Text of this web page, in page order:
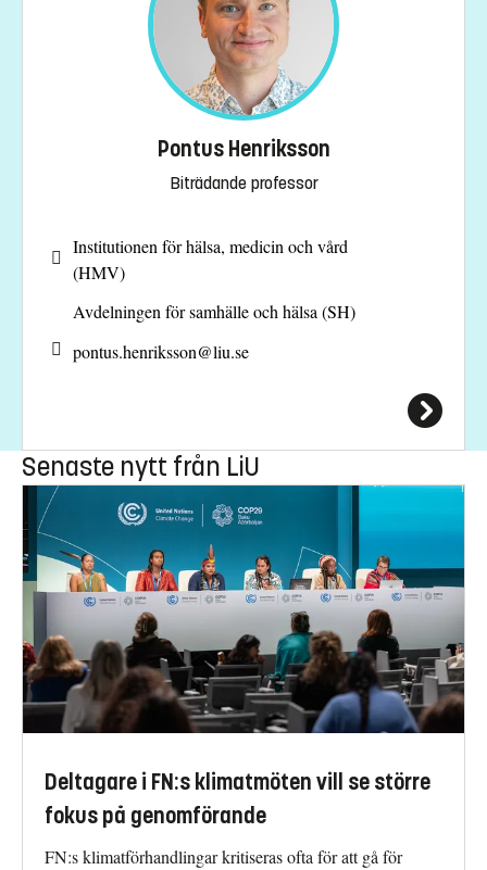
Pontus Henriksson
Biträdande professor
Institutionen för hälsa, medicin och vård
(HMV)
Avdelningen för samhälle och hälsa (SH)
pontus.henriksson@liu.se
Senaste nytt från LiU
Deltagare i FN:s klimatmöten vill se större
fokus på genomförande
FN:s klimatförhandlingar kritiseras ofta för att gå för